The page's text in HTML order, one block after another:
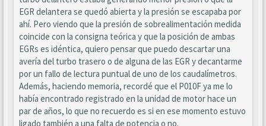
EGR delantera se quedó abierta y la presión se escapaba por
ahí. Pero viendo que la presión de sobrealimentación medida
coincide con la consigna teórica y que la posición de ambas
EGRs es idéntica, quiero pensar que puedo descartar una
avería del turbo trasero o de alguna de las EGR y decantarme
por un fallo de lectura puntual de uno de los caudalímetros.
Además, haciendo memoria, recordé que el P010F ya me lo
había encontrado registrado en la unidad de motor hace un
par de años, lo que no recuerdo es si en ese momento estuvo
ligado también a una falta de potencia o no.